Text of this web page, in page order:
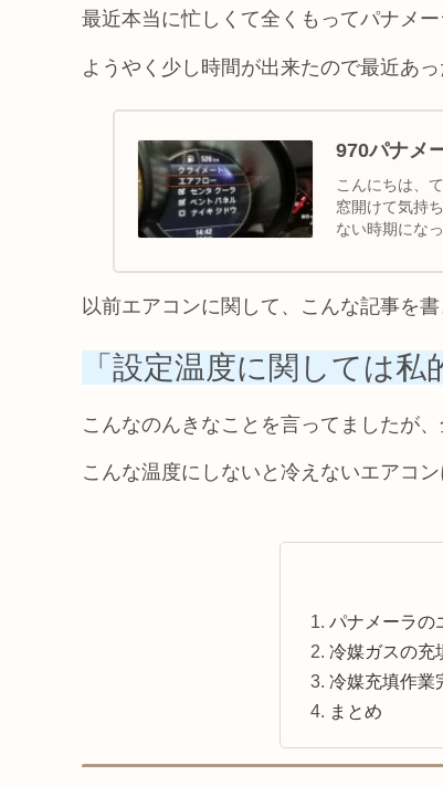
最近本当に忙しくて全くもってパナメ
ようやく少し時間が出来たので最近あ
970パナメ
こんにちは、
窓開けて気持
ない時期にな
以前エアコンに関して、こんな記事を書
「設定温度に関しては
こんなのんきなことを言ってましたが
こんな温度にしないと冷えないエアコ
パナメーラの
冷媒ガスの充
冷媒充填作業
まとめ